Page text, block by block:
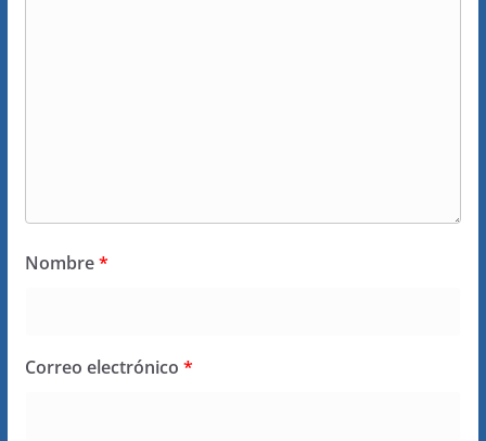
Nombre*
Correo electrónico *